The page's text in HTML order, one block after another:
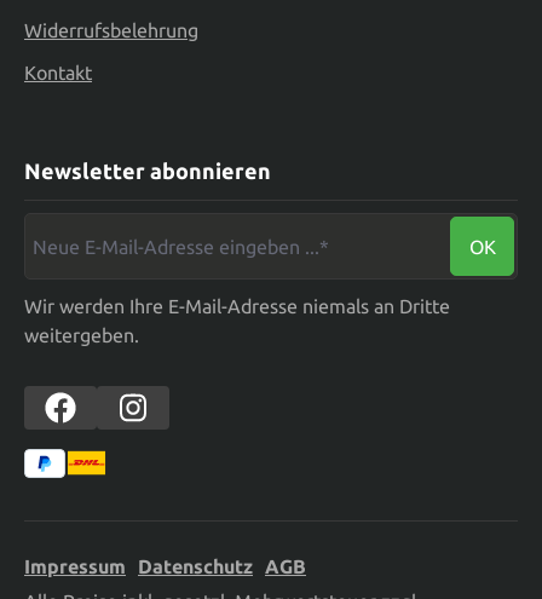
Widerrufsbelehrung
Kontakt
Newsletter abonnieren
OK
Wir werden Ihre E-Mail-Adresse niemals an Dritte
weitergeben.
Impressum Datenschutz AGB